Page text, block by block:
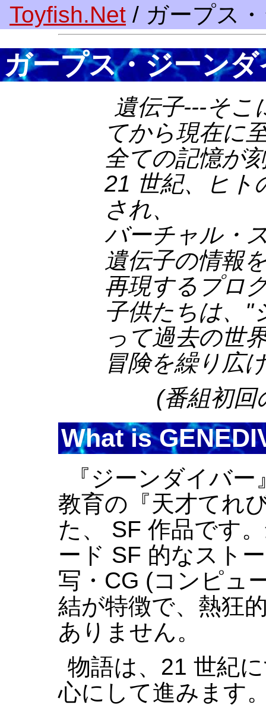
Toyfish.Net / ガープス
ガープス・ジーン
遺伝子---そこ
てから現在に
全ての記憶が
21 世紀、ヒト
され、
バーチャル・
遺伝子の情報
再現するプロ
子供たちは、"
って過去の世
冒険を繰り
(番組初回
What is
『ジーンダイバ
教育の『天才てれ
た、 SF 作品です
ード SF 的なスト
写・CG (コンピュ
結が特徴で、熱狂
ありません。
物語は、21 世紀
心にして進みます